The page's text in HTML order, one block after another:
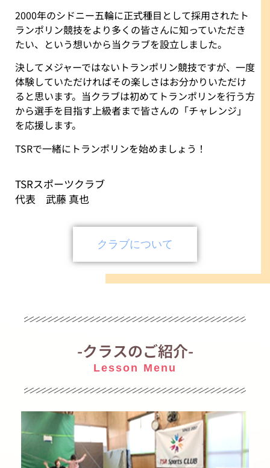
2000年のシドニー五輪に正式種目として採用されたト
ランポリン競技をより多くの皆さんに知っていただき
たい、という想いから当クラブを設立しました。
決してメジャーではないトランポリン競技ですが、一度
体験していただければその楽しさはお分かりいただけ
ると思います。当クラブは初めてトランポリンを行う方
から選手を目指す上級者まで皆さんの「チャレンジ」
を応援します。
TSRで一緒にトランポリンを始めましょう！
TSRスポーツクラブ
代表 武藤 真也
クラブについて
-クラスのご紹介-
Lesson Menu